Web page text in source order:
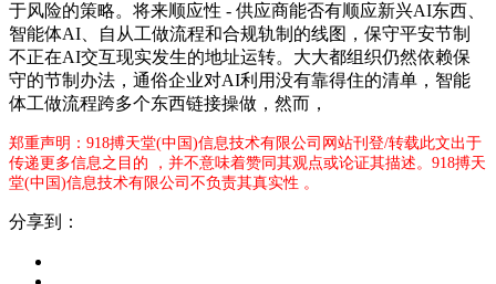
于风险的策略。将来顺应性 - 供应商能否有顺应新兴AI东西、
智能体AI、自从工做流程和合规轨制的线图，保守平安节制
不正在AI交互现实发生的地址运转。大大都组织仍然依赖保
守的节制办法，通俗企业对AI利用没有靠得住的清单，智能
体工做流程跨多个东西链接操做，然而，
郑重声明：918搏天堂(中国)信息技术有限公司网站刊登/转载此文出于
传递更多信息之目的 ，并不意味着赞同其观点或论证其描述。918搏天
堂(中国)信息技术有限公司不负责其真实性 。
分享到：